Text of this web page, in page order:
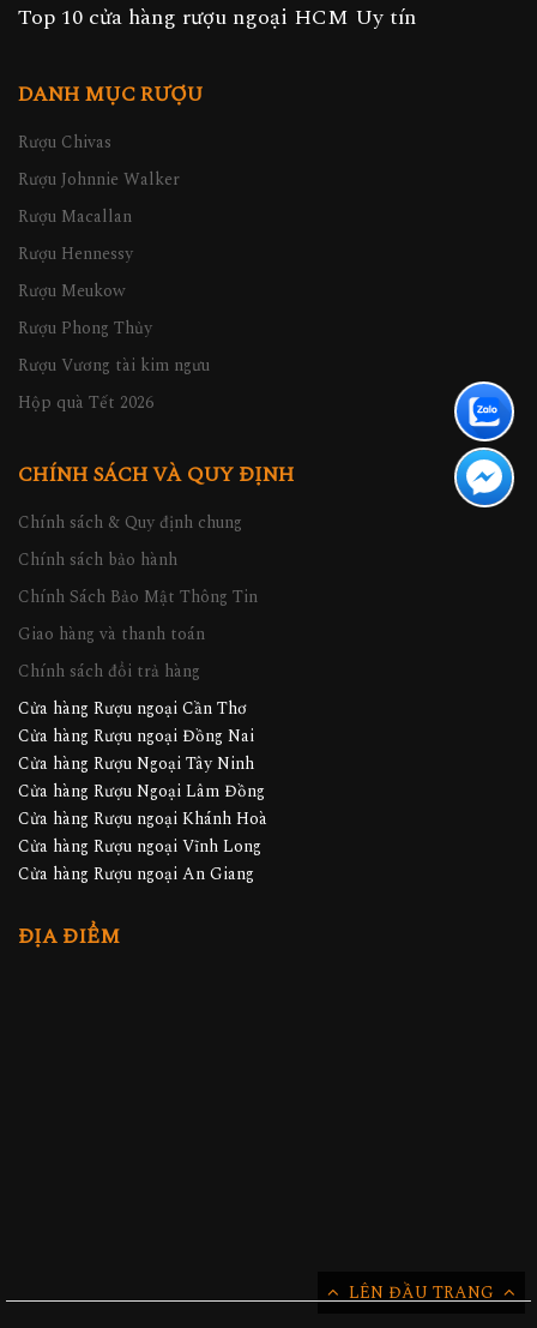
LÊN ĐẦU TRANG
Top 10 cửa hàng rượu ngoại HCM Uy tín
DANH MỤC RƯỢU
Rượu Chivas
Rượu Johnnie Walker
Rượu Macallan
Rượu Hennessy
Rượu Meukow
Rượu Phong Thủy
Rượu Vương tài kim ngưu
Hộp quà Tết 2026
CHÍNH SÁCH VÀ QUY ĐỊNH
Chính sách & Quy định chung
Chính sách bảo hành
Chính Sách Bảo Mật Thông Tin
Giao hàng và thanh toán
Chính sách đổi trả hàng
Cửa hàng Rượu ngoại Cần Thơ
Cửa hàng Rượu ngoại Đồng Nai
Cửa hàng Rượu Ngoại Tây Ninh
Cửa hàng Rượu Ngoại Lâm Đồng
Cửa hàng Rượu ngoại Khánh Hoà
Cửa hàng Rượu ngoại Vĩnh Long
Cửa hàng Rượu ngoại An Giang
ĐỊA ĐIỂM